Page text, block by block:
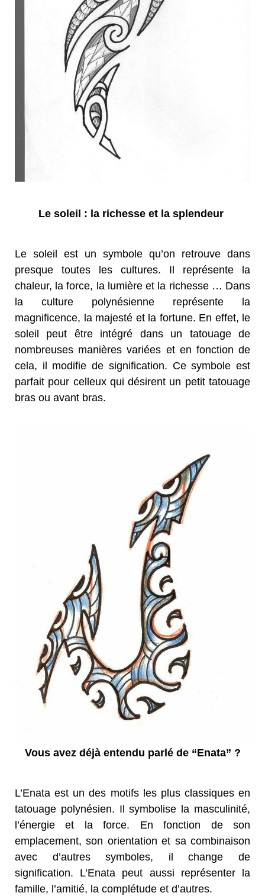
Le soleil : la richesse et la splendeur
Le soleil est un symbole qu’on retrouve dans
presque toutes les cultures. Il représente la
chaleur, la force, la lumière et la richesse … Dans
la culture polynésienne représente la
magnificence, la majesté et la fortune. En effet, le
soleil peut être intégré dans un tatouage de
nombreuses manières variées et en fonction de
cela, il modifie de signification. Ce symbole est
parfait pour celleux qui désirent un petit tatouage
bras ou avant bras.
Vous avez déjà entendu parlé de “Enata” ?
L’Enata est un des motifs les plus classiques en
tatouage polynésien. Il symbolise la masculinité,
l’énergie et la force. En fonction de son
emplacement, son orientation et sa combinaison
avec d’autres symboles, il change de
signification. L’Enata peut aussi représenter la
famille, l’amitié, la complétude et d’autres.